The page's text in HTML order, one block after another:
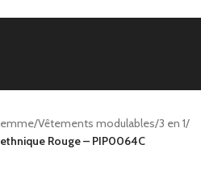
/Vêtements modulables/3 en 1/
Rouge – PIP0064C